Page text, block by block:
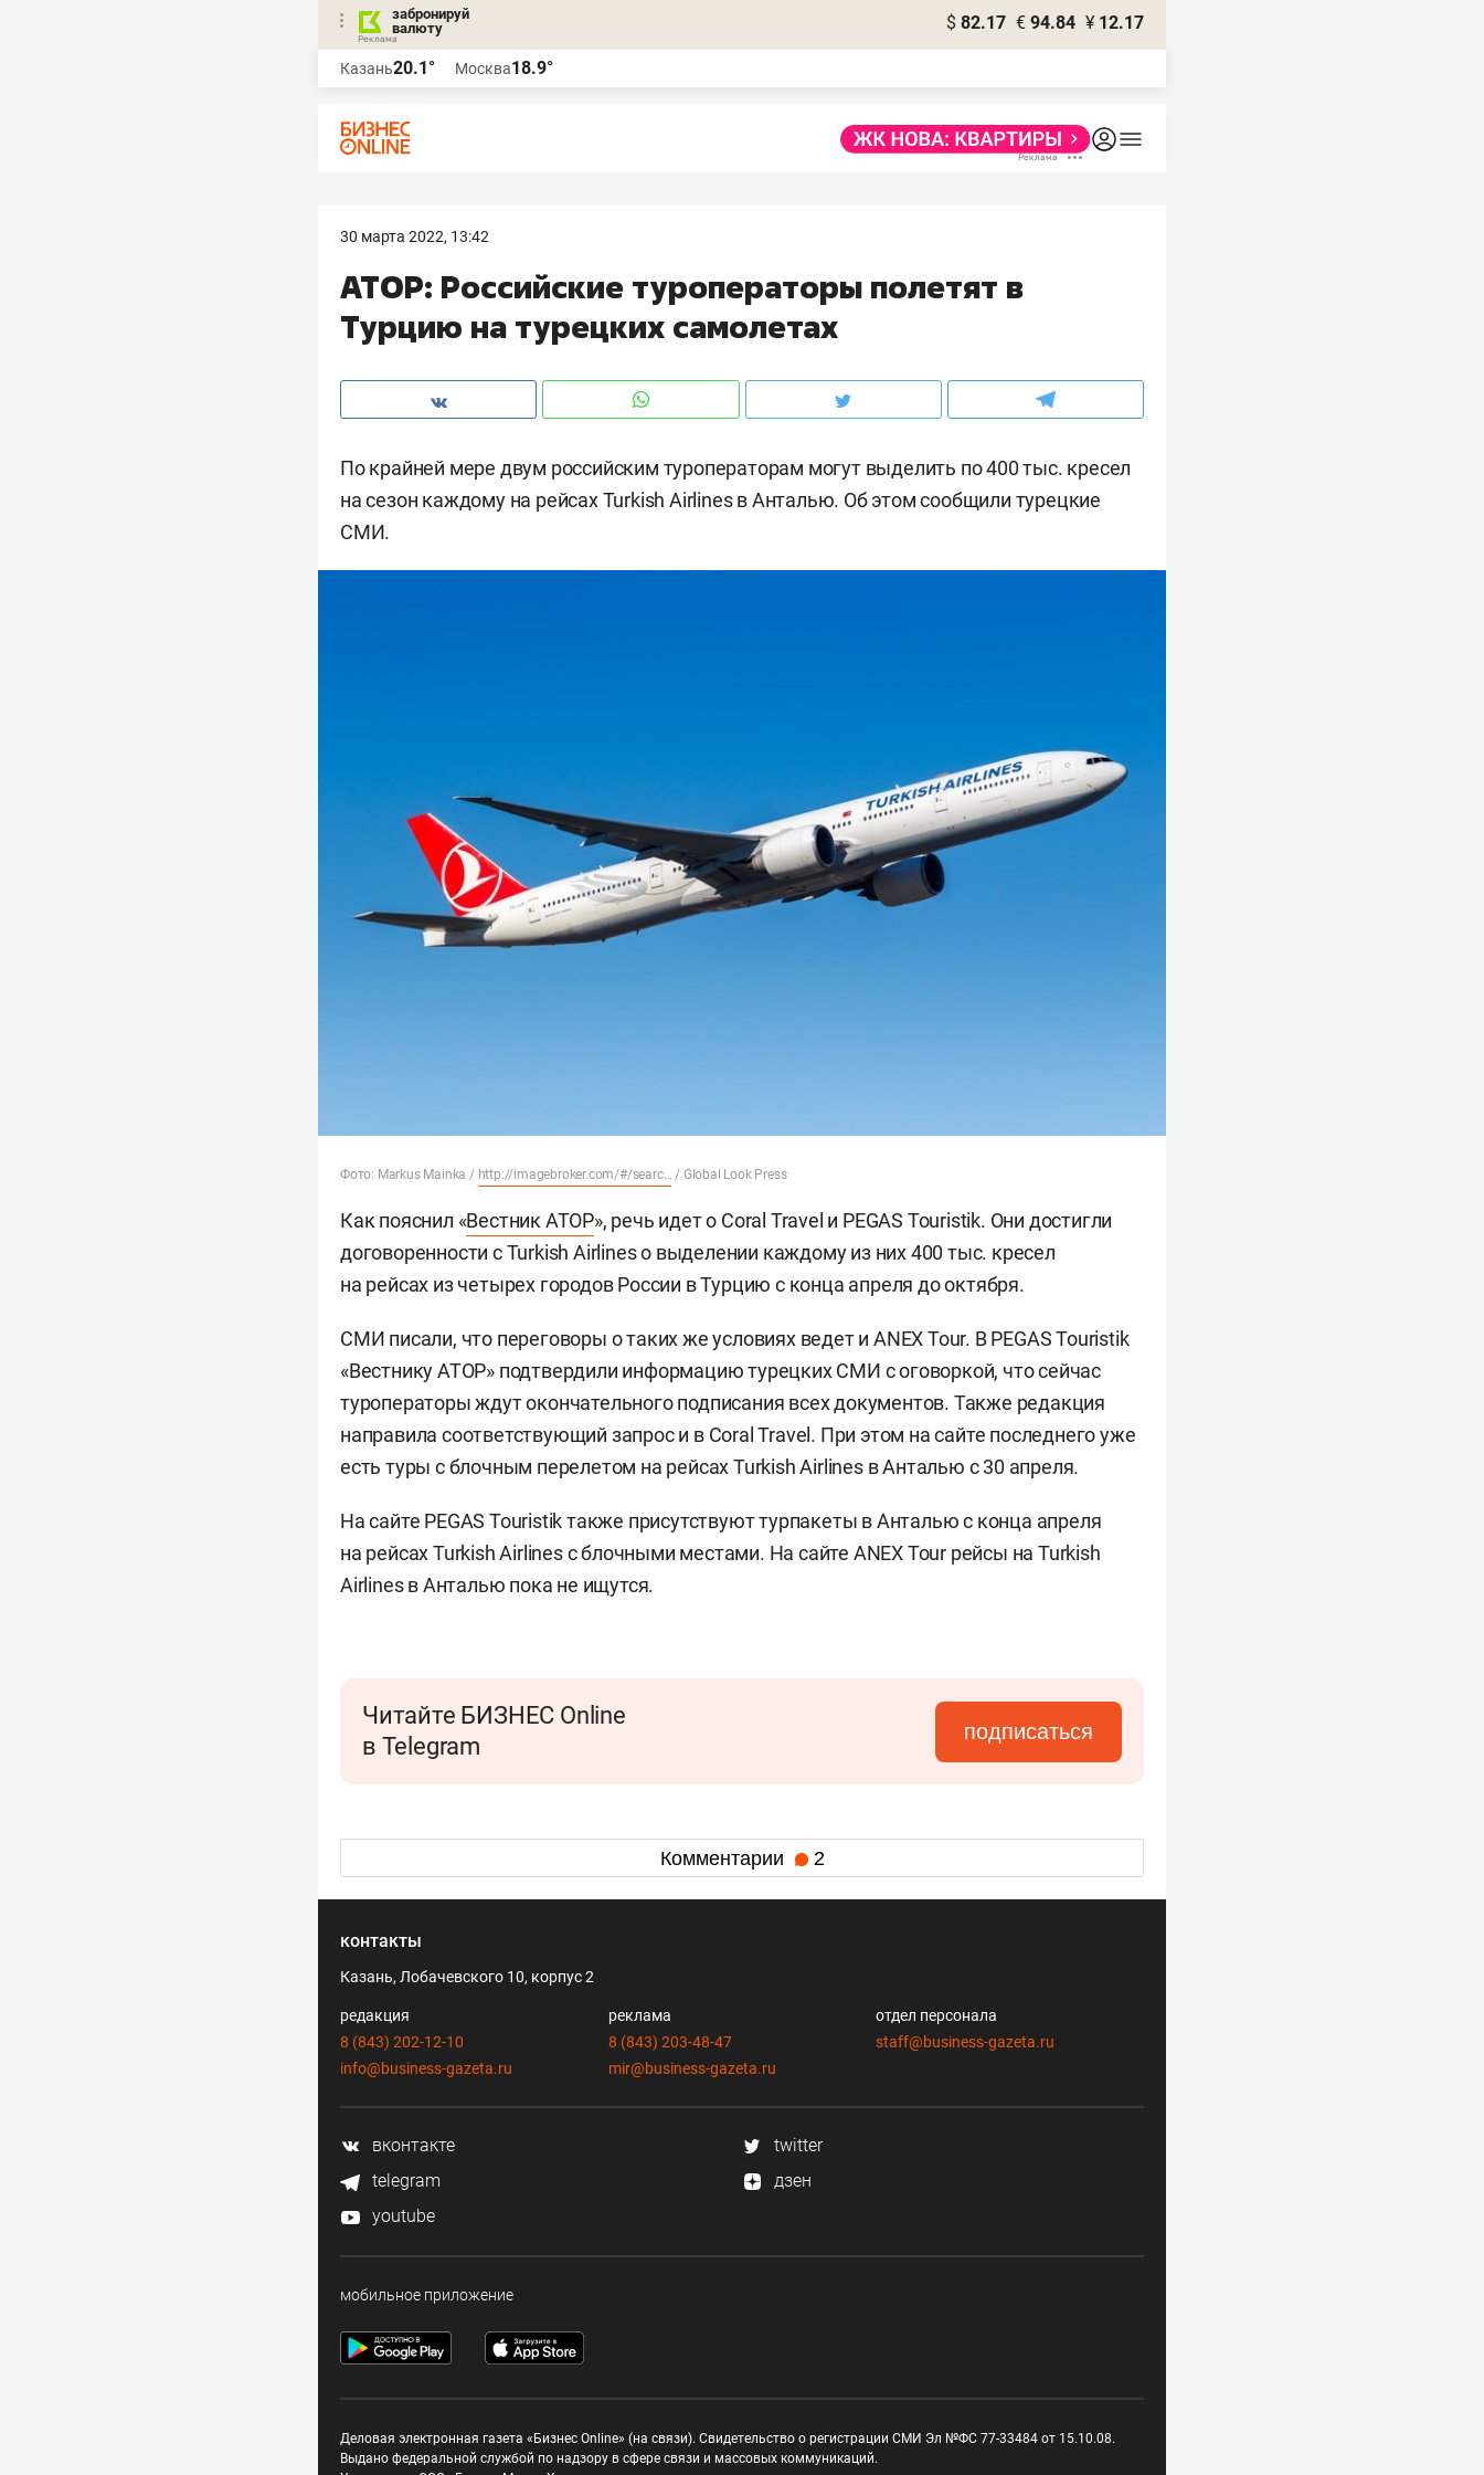
забронируй
валюту
$ 82.17 € 94.84 ¥ 12.17
Казань20.1° Москва18.9°
30 марта 2022, 13:42
АТОР: Российские туроператоры полетят в
Турцию на турецких самолетах
По крайней мере двум российским туроператорам могут выделить по 400 тыс. кресел
на сезон каждому на рейсах Turkish Airlines в Анталью. Об этом сообщили турецкие
СМИ.
Фото: Markus Mainka / http://imagebroker.com/#/searc… / Global Look Press
Как пояснил «Вестник АТОР», речь идет о Coral Travel и PEGAS Touristik. Они достигли
договоренности с Turkish Airlines о выделении каждому из них 400 тыс. кресел
на рейсах из четырех городов России в Турцию с конца апреля до октября.
СМИ писали, что переговоры о таких же условиях ведет и ANEX Tour. В PEGAS Touristik
«Вестнику АТОР» подтвердили информацию турецких СМИ с оговоркой, что сейчас
туроператоры ждут окончательного подписания всех документов. Также редакция
направила соответствующий запрос и в Coral Travel. При этом на сайте последнего уже
есть туры с блочным перелетом на рейсах Turkish Airlines в Анталью с 30 апреля.
На сайте PEGAS Touristik также присутствуют турпакеты в Анталью с конца апреля
на рейсах Turkish Airlines с блочными местами. На сайте ANEX Tour рейсы на Turkish
Airlines в Анталью пока не ищутся.
Читайте БИЗНЕС Online
в Telegram
подписаться
Комментарии 2
контакты
Казань, Лобачевского 10, корпус 2
редакция
8 (843) 202-12-10
info@business-gazeta.ru
реклама
8 (843) 203-48-47
mir@business-gazeta.ru
отдел персонала
staff@business-gazeta.ru
вконтакте
twitter
telegram
дзен
youtube
мобильное приложение
Деловая электронная газета «Бизнес Online» (на связи). Свидетельство о регистрации СМИ Эл №ФС 77-33484 от 15.10.08.
Выдано федеральной службой по надзору в сфере связи и массовых коммуникаций.